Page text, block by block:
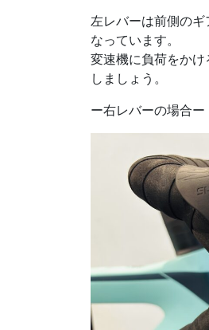
左レバーは前側の
なっています。
変速機に負荷をか
しましょう。
ー右レバーの場合ー